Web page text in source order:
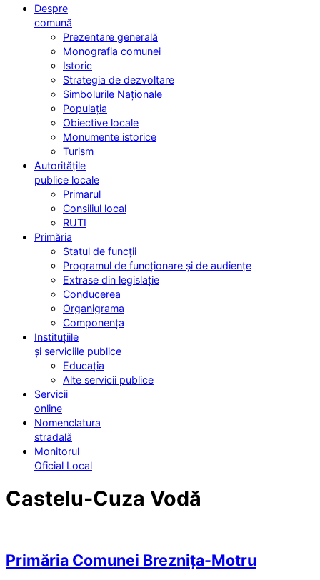
Despre
comună
Prezentare generală
Monografia comunei
Istoric
Strategia de dezvoltare
Simbolurile Naționale
Populația
Obiective locale
Monumente istorice
Turism
Autoritățile
publice locale
Primarul
Consiliul local
RUTI
Primăria
Statul de funcții
Programul de funcționare și de audiențe
Extrase din legislație
Conducerea
Organigrama
Componența
Instituțiile
și serviciile publice
Educația
Alte servicii publice
Servicii
online
Nomenclatura
stradală
Monitorul
Oficial Local
Castelu-Cuza Vodă
Primăria Comunei Breznița-Motru